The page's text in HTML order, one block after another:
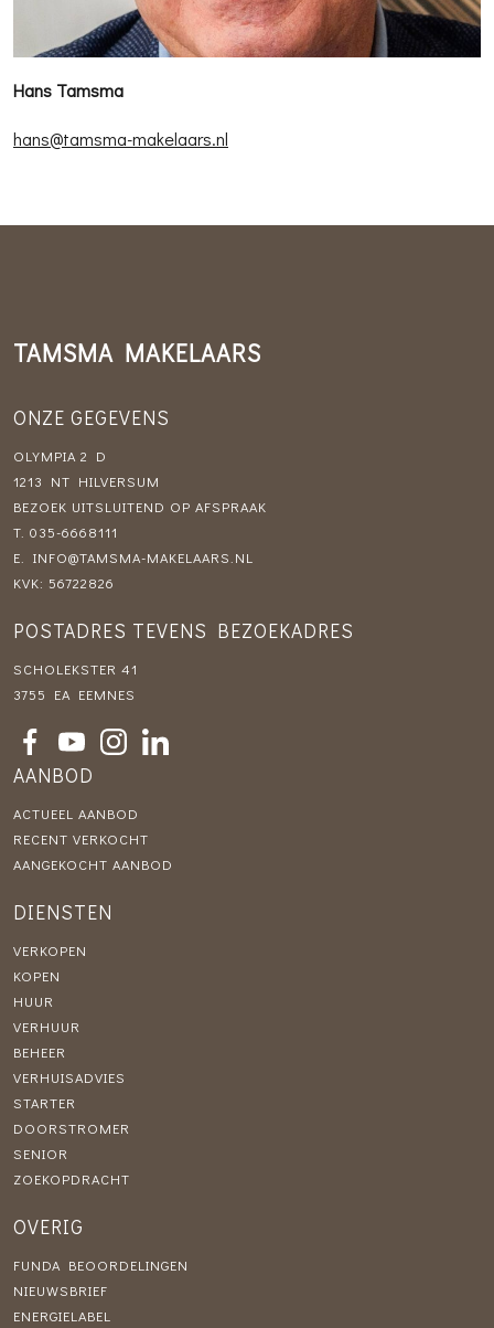
Hans Tamsma
hans@tamsma-makelaars.nl
TAMSMA MAKELAARS
ONZE GEGEVENS
OLYMPIA 2 D
1213 NT HILVERSUM
BEZOEK UITSLUITEND OP AFSPRAAK
T. 035-6668111
E. INFO@TAMSMA-MAKELAARS.NL
KVK: 56722826
POSTADRES TEVENS BEZOEKADRES
SCHOLEKSTER 41
3755 EA EEMNES
AANBOD
ACTUEEL AANBOD
RECENT VERKOCHT
AANGEKOCHT AANBOD
DIENSTEN
VERKOPEN
KOPEN
HUUR
VERHUUR
BEHEER
VERHUISADVIES
STARTER
DOORSTROMER
SENIOR
ZOEKOPDRACHT
OVERIG
FUNDA BEOORDELINGEN
NIEUWSBRIEF
ENERGIELABEL